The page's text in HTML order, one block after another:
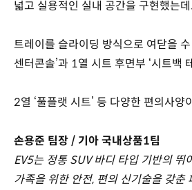
넓고 실용적인 실내 공간을 구현했는
트레이를 슬라이딩 방식으로 여닫을 수
센터콘솔’과 1열 시트 후면부 ‘시트백
2열 ‘풀플랫 시트’ 등 다양한 편의사양
손용준 팀장 / 기아 국내상품1팀
EV5는 정통 SUV 바디 타입 기반의 뛰
가족을 위한 안전, 편의 신기술을 갖춘